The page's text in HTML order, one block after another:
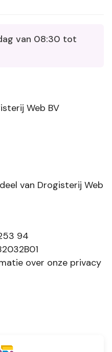
van 08:30 tot
Web BV
van Drogisterij Web
94
over onze privacy